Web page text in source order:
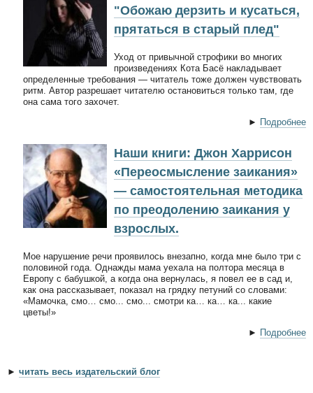
"Обожаю дерзить и кусаться,
прятаться в старый плед"
Уход от привычной строфики во многих
произведениях Кота Басё накладывает
определенные требования — читатель тоже должен чувствовать
ритм. Автор разрешает читателю остановиться только там, где
она сама того захочет.
► Подробнее
Наши книги: Джон Харрисон
«Переосмысление заикания»
— самостоятельная методика
по преодолению заикания у
взрослых.
Мое нарушение речи проявилось внезапно, когда мне было три с
половиной года. Однажды мама уехала на полтора месяца в
Европу с бабушкой, а когда она вернулась, я повел ее в сад и,
как она рассказывает, показал на грядку петуний со словами:
«Мамочка, смо… смо... смо... смотри ка… ка… ка... какие
цветы!»
► Подробнее
► читать весь издательский блог